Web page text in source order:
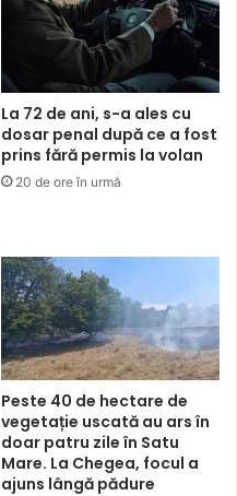
La 72 de ani, s-a ales cu
dosar penal după ce a fost
prins fără permis la volan
20 de ore în urmă
Peste 40 de hectare de
vegetație uscată au ars în
doar patru zile în Satu
Mare. La Chegea, focul a
ajuns lângă pădure